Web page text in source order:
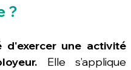
?
d'exercer une activité
Elle s’applique